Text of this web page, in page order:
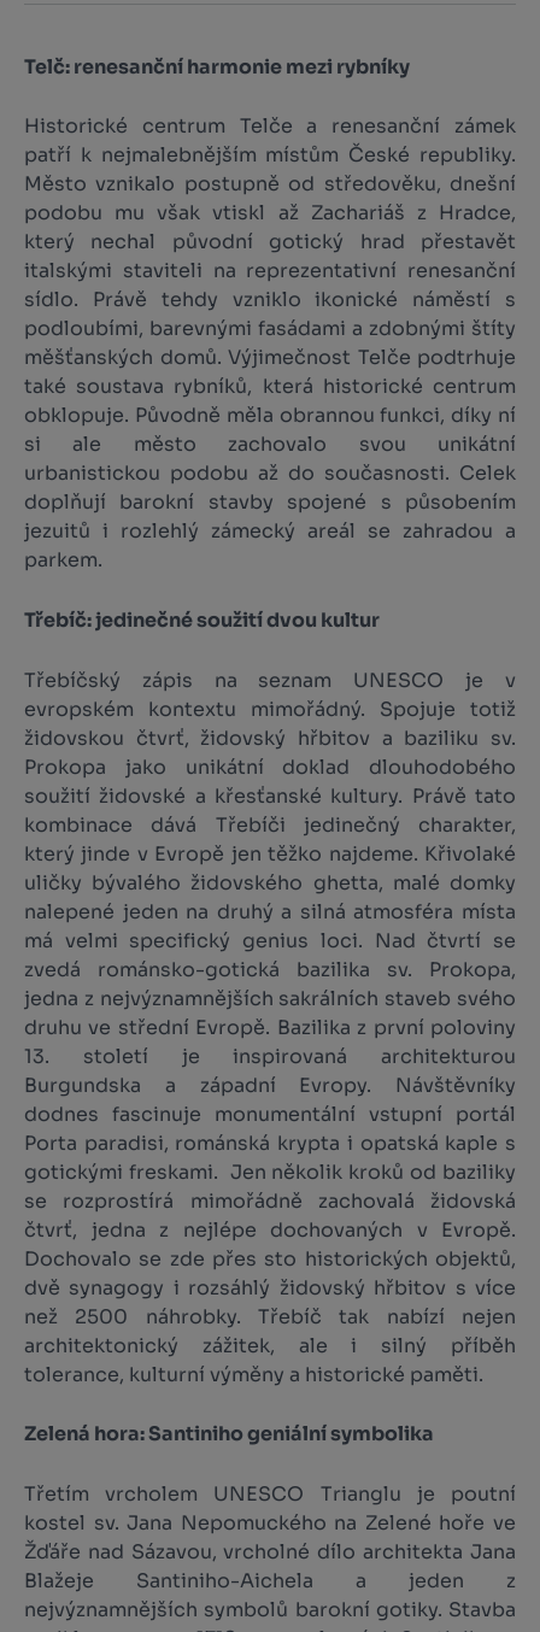
Telč: renesanční harmonie mezi rybníky
Historické centrum Telče a renesanční zámek
patří k nejmalebnějším místům České republiky.
Město vznikalo postupně od středověku, dnešní
podobu mu však vtiskl až Zachariáš z Hradce,
který nechal původní gotický hrad přestavět
italskými staviteli na reprezentativní renesanční
sídlo. Právě tehdy vzniklo ikonické náměstí s
podloubími, barevnými fasádami a zdobnými štíty
měšťanských domů. Výjimečnost Telče podtrhuje
také soustava rybníků, která historické centrum
obklopuje. Původně měla obrannou funkci, díky ní
si ale město zachovalo svou unikátní
urbanistickou podobu až do současnosti. Celek
doplňují barokní stavby spojené s působením
jezuitů i rozlehlý zámecký areál se zahradou a
parkem.
Třebíč: jedinečné soužití dvou kultur
Třebíčský zápis na seznam UNESCO je v
evropském kontextu mimořádný. Spojuje totiž
židovskou čtvrť, židovský hřbitov a baziliku sv.
Prokopa jako unikátní doklad dlouhodobého
soužití židovské a křesťanské kultury. Právě tato
kombinace dává Třebíči jedinečný charakter,
který jinde v Evropě jen těžko najdeme. Křivolaké
uličky bývalého židovského ghetta, malé domky
nalepené jeden na druhý a silná atmosféra místa
má velmi specifický genius loci. Nad čtvrtí se
zvedá románsko-gotická bazilika sv. Prokopa,
jedna z nejvýznamnějších sakrálních staveb svého
druhu ve střední Evropě. Bazilika z první poloviny
13. století je inspirovaná architekturou
Burgundska a západní Evropy. Návštěvníky
dodnes fascinuje monumentální vstupní portál
Porta paradisi, románská krypta i opatská kaple s
gotickými freskami. Jen několik kroků od baziliky
se rozprostírá mimořádně zachovalá židovská
čtvrť, jedna z nejlépe dochovaných v Evropě.
Dochovalo se zde přes sto historických objektů,
dvě synagogy i rozsáhlý židovský hřbitov s více
než 2500 náhrobky. Třebíč tak nabízí nejen
architektonický zážitek, ale i silný příběh
tolerance, kulturní výměny a historické paměti.
Zelená hora: Santiniho geniální symbolika
Třetím vrcholem UNESCO Trianglu je poutní
kostel sv. Jana Nepomuckého na Zelené hoře ve
Žďáře nad Sázavou, vrcholné dílo architekta Jana
Blažeje Santiniho-Aichela a jeden z
nejvýznamnějších symbolů barokní gotiky. Stavba